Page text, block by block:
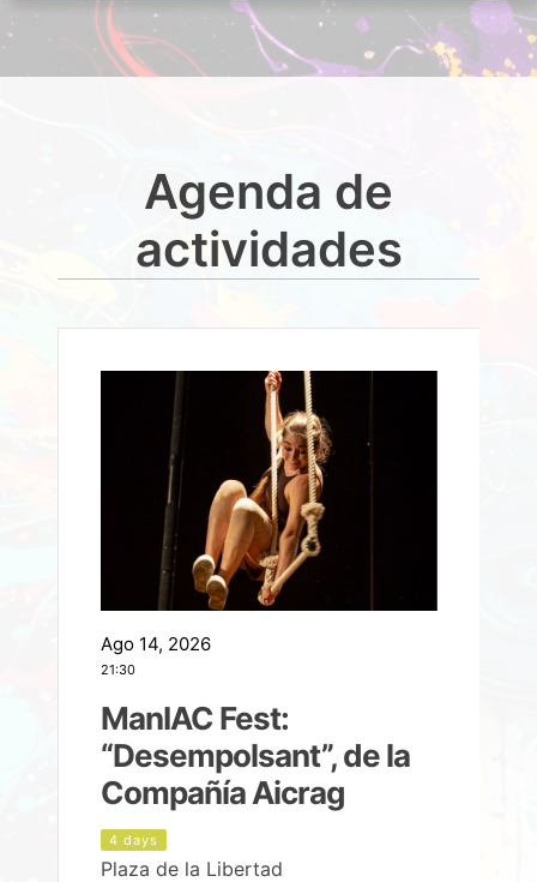
Agenda de
actividades
Ago 14, 2026
21:30
ManIAC Fest:
“Desempolsant”, de la
Compañía Aicrag
4 days
Plaza de la Libertad